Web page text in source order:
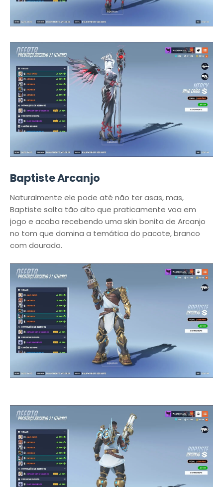
Baptiste Arcanjo
Naturalmente ele pode até não ter asas, mas,
Baptiste salta tão alto que praticamente voa em
jogo e acaba recebendo uma skin bonita de Arcanjo
no tom que domina a temática do pacote, branco
com dourado.